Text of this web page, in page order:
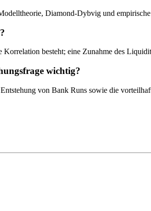
Diamond-Dybvig und
besteht; eine Zunahme des
wichtig?
von Bank Runs sowie die